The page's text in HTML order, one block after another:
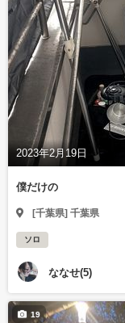
2023年2月19日
僕だけの
[千葉県] 千葉県
ソロ
ななせ(5)
19